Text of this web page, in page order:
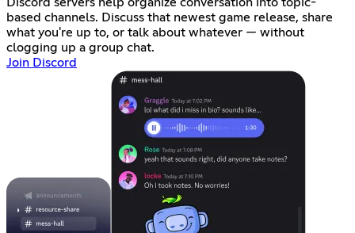
Discord servers help organize conversation into topic-
based channels. Discuss that newest game release, share
what you're up to, or talk about whatever — without
clogging up a group chat.
Join Discord